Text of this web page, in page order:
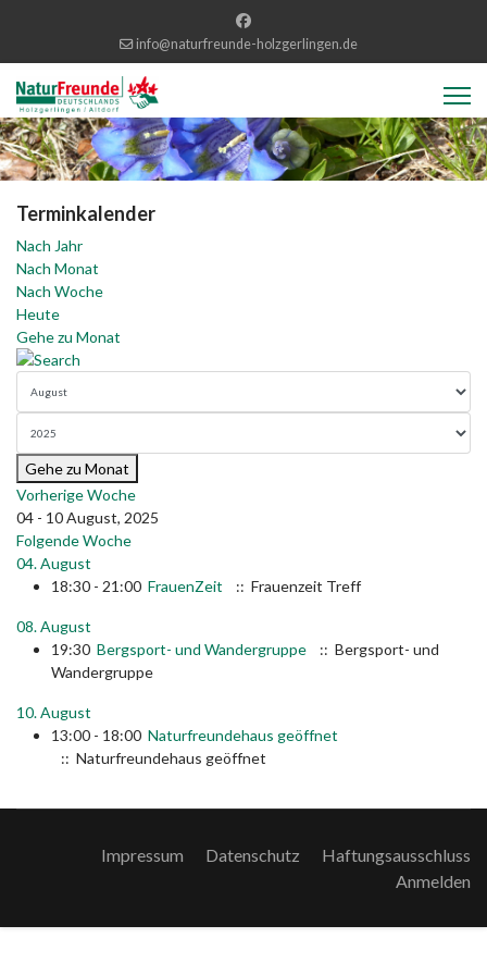
info@naturfreunde-holzgerlingen.de
Terminkalender
Nach Jahr
Nach Monat
Nach Woche
Heute
Gehe zu Monat
Gehe zu Monat
Vorherige Woche
04 - 10 August, 2025
Folgende Woche
04. August
18:30 - 21:00 FrauenZeit :: Frauenzeit Treff
08. August
19:30 Bergsport- und Wandergruppe
:: Bergsport- und
Wandergruppe
10. August
13:00 - 18:00 Naturfreundehaus geöffnet
:: Naturfreundehaus geöffnet
Impressum Datenschutz
Haftungsausschluss
Anmelden